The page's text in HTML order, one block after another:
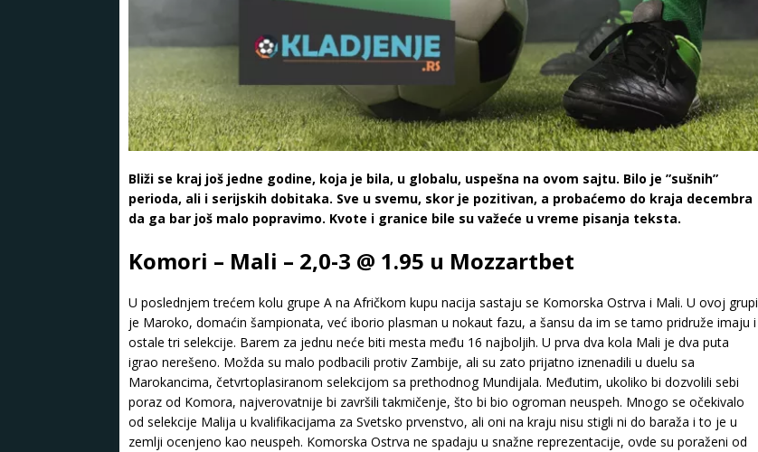
Bliži se kraj još jedne godine, koja je bila, u globalu, uspešna na ovom sajtu. Bilo je ”sušnih”
perioda, ali i serijskih dobitaka. Sve u svemu, skor je pozitivan, a probaćemo do kraja decembra
da ga bar još malo popravimo. Kvote i granice bile su važeće u vreme pisanja teksta.
Komori – Mali – 2,0-3 @ 1.95 u Mozzartbet
U poslednjem trećem kolu grupe A na Afričkom kupu nacija sastaju se Komorska Ostrva i Mali. U ovoj grupi
je Maroko, domaćin šampionata, već iborio plasman u nokaut fazu, a šansu da im se tamo pridruže imaju i
ostale tri selekcije. Barem za jednu neće biti mesta među 16 najboljih. U prva dva kola Mali je dva puta
igrao nerešeno. Možda su malo podbacili protiv Zambije, ali su zato prijatno iznenadili u duelu sa
Marokancima, četvrtoplasiranom selekcijom sa prethodnog Mundijala. Međutim, ukoliko bi dozvolili sebi
poraz od Komora, najverovatnije bi završili takmičenje, što bi bio ogroman neuspeh. Mnogo se očekivalo
od selekcije Malija u kvalifikacijama za Svetsko prvenstvo, ali oni na kraju nisu stigli ni do baraža i to je u
zemlji ocenjeno kao neuspeh. Komorska Ostrva ne spadaju u snažne reprezentacije, ovde su poraženi od